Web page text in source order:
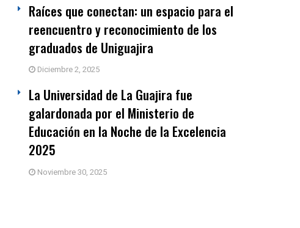
Raíces que conectan: un espacio para el
reencuentro y reconocimiento de los
graduados de Uniguajira
Diciembre 2, 2025
La Universidad de La Guajira fue
galardonada por el Ministerio de
Educación en la Noche de la Excelencia
2025
Noviembre 30, 2025